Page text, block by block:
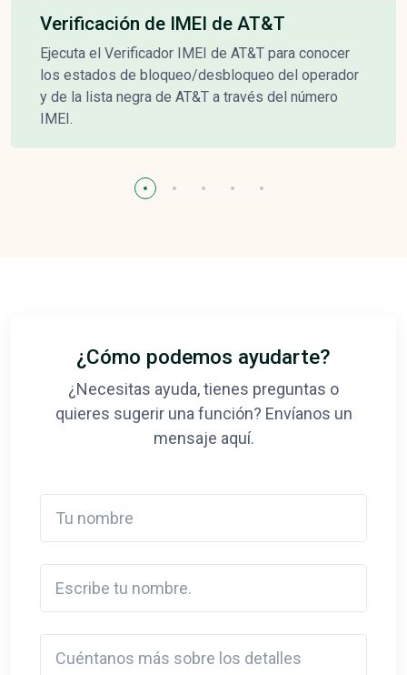
Verificación de IMEI de AT&T
Ejecuta el Verificador IMEI de AT&T para conocer
los estados de bloqueo/desbloqueo del operador
y de la lista negra de AT&T a través del número
IMEI.
¿Cómo podemos ayudarte?
¿Necesitas ayuda, tienes preguntas o
quieres sugerir una función? Envíanos un
mensaje aquí.